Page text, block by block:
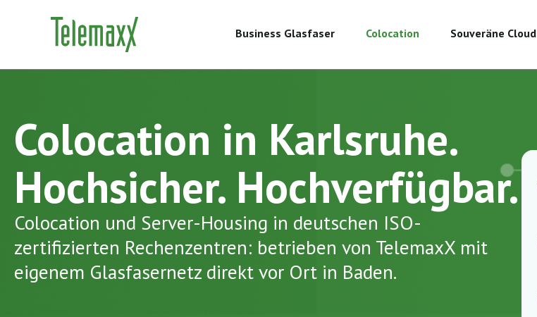
Business Glasfaser Colocation Souveräne Cloud
Colocation in Karlsruhe.
Hochsicher. Hochverfügbar.
Colocation und Server-Housing in deutschen ISO-
zertifizierten Rechenzentren: betrieben von TelemaxX mit
eigenem Glasfasernetz direkt vor Ort in Baden.